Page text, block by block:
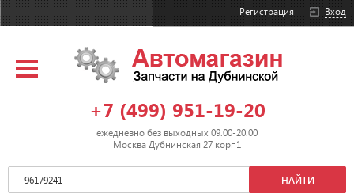
Вход
Регистрация
+7 (499) 951-19-20
ежедневно без выходных 09.00-20.00
Москва Дубнинская 27 корп1